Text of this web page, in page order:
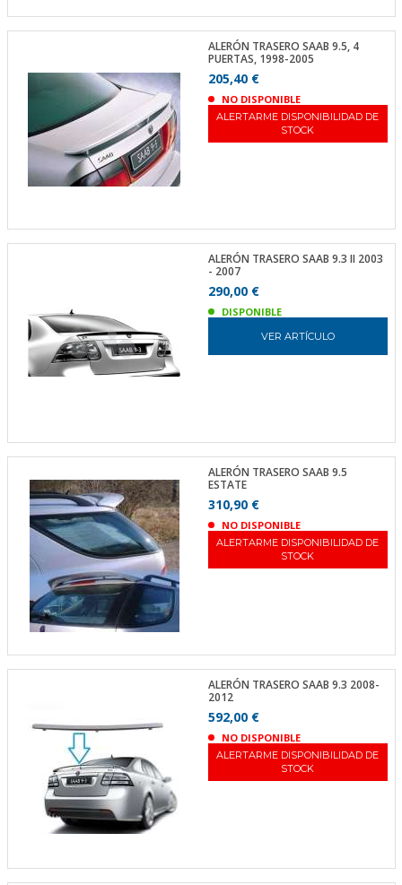
ALERÓN TRASERO SAAB 9.5, 4
PUERTAS, 1998-2005
205,40 €
NO DISPONIBLE
ALERTARME DISPONIBILIDAD DE
STOCK
ALERÓN TRASERO SAAB 9.3 II 2003
- 2007
290,00 €
DISPONIBLE
VER ARTÍCULO
ALERÓN TRASERO SAAB 9.5
ESTATE
310,90 €
NO DISPONIBLE
ALERTARME DISPONIBILIDAD DE
STOCK
ALERÓN TRASERO SAAB 9.3 2008-
2012
592,00 €
NO DISPONIBLE
ALERTARME DISPONIBILIDAD DE
STOCK